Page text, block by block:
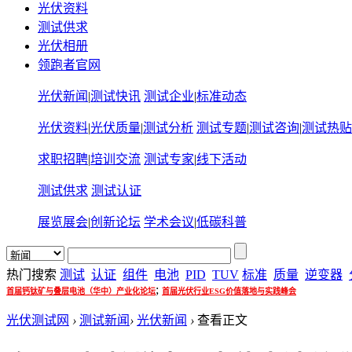
光伏资料
测试供求
光伏相册
领跑者官网
光伏新闻 |测试快讯 测试企业|标准动态
光伏资料|光伏质量|测试分析 测试专题|测试咨询|测试热贴
求职招聘|培训交流 测试专家|线下活动
测试供求 测试认证
展览展会|创新论坛 学术会议|低碳科普
热门搜索 测试 认证 组件 电池 PID TUV 标准 质量 逆变器
首届钙钛矿与叠层电池（华中）产业化论坛; 首届光伏行业ESG价值落地与实践峰会
光伏测试网 › 测试新闻 › 光伏新闻 › 查看正文